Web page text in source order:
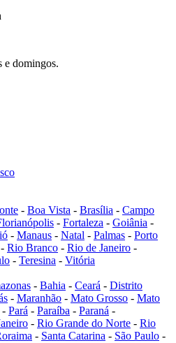
e domingos.
- Boa Vista - Brasília - Campo
- Fortaleza - Goiânia -
- Manaus - Natal - Palmas - Porto
- Rio Branco - Rio de Janeiro -
- Teresina - Vitória
- Bahia - Ceará - Distrito
- Maranhão - Mato Grosso - Mato
- Pará - Paraíba - Paraná -
- Rio Grande do Norte - Rio
- Santa Catarina - São Paulo -